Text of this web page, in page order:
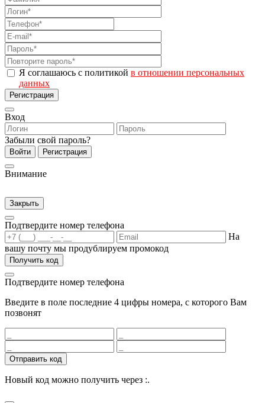
Я соглашаюсь с политикой в отношении персональных
данных
Регистрация
Вход
Забыли свой пароль?
Войти Регистрация
Внимание
Закрыть
Подтвердите номер телефона
На
вашу почту мы продублируем промокод
Получить код
Подтвердите номер телефона
Введите в поле последние 4 цифры номера, с которого Вам
позвонят
Отправить код
Новый код можно получить через :.